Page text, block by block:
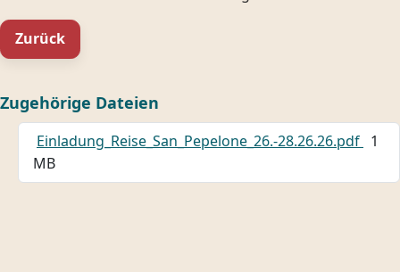
Zurück
Zugehörige Dateien
Einladung_Reise_San_Pepelone_26.-28.26.26.pdf 1
MB